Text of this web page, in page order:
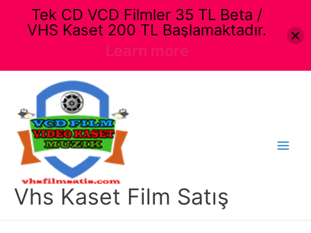
Vhs Kaset Film Satış
Tek CD VCD Filmler 35 TL Beta /
VHS Kaset 200 TL Başlamaktadır.
Learn more